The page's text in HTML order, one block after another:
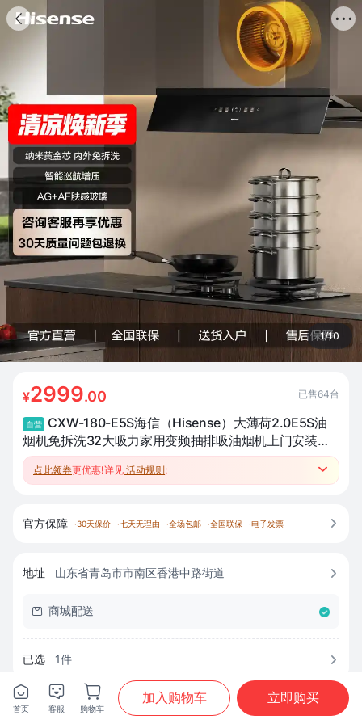

首页

分类

购物车

 
推荐 详情
1/10
¥2999.00 已售64台
自营
CXW-180-E5S海信（Hisense）大薄荷2.0E5S油
烟机免拆洗32大吸力家用变频抽排吸油烟机上门安装厨
卫
点此领券更优惠!详见 活动规则;
●参加厨卫跨品类满2类97折3类95折4类93折；

官方保障 ·30天保价 ·七天无理由 ·全场包邮 ·全国联保 ·电子发票 
地址 山东省青岛市市南区香港中路街道 
 商城配送
已选 1件 
附近专卖店

首页

客服

购物车
加入购物车 立即购买